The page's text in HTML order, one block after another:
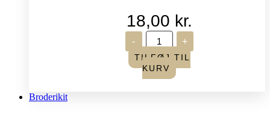
18,00 kr.
-
Gütermann
Ritråd
-
gul
-
+
TILFØJ TIL
KURV
Broderikit